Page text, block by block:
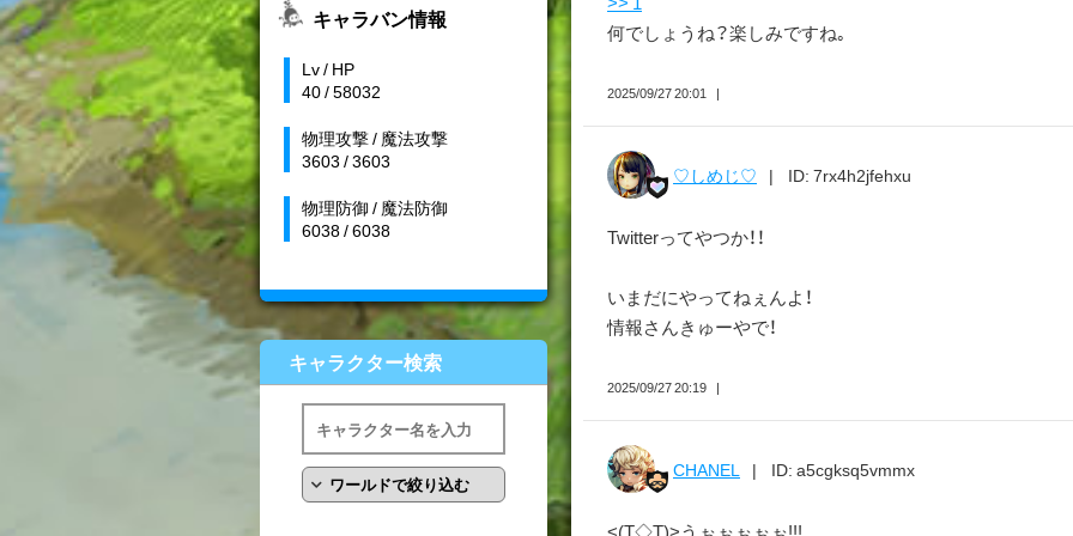
キャラバン情報
Lv / HP
40 / 58032
物理攻撃 / 魔法攻撃
3603 / 3603
物理防御 / 魔法防御
6038 / 6038
キャラクター検索
何でしょうね？楽しみですね｡
2025/09/27 20:01
♡しめじ♡ ID: 7rx4h2jfehxu
Twitterってやつか！！
いまだにやってねぇんよ！
情報さんきゅーやで！
2025/09/27 20:19
CHANEL ID: a5cgksq5vmmx